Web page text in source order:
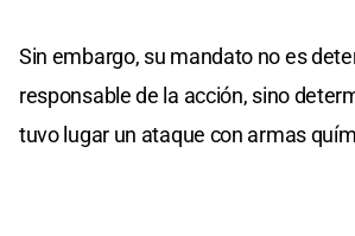
Sin embargo, su mandato no es
responsable de la acción, sino
tuvo lugar un ataque con armas